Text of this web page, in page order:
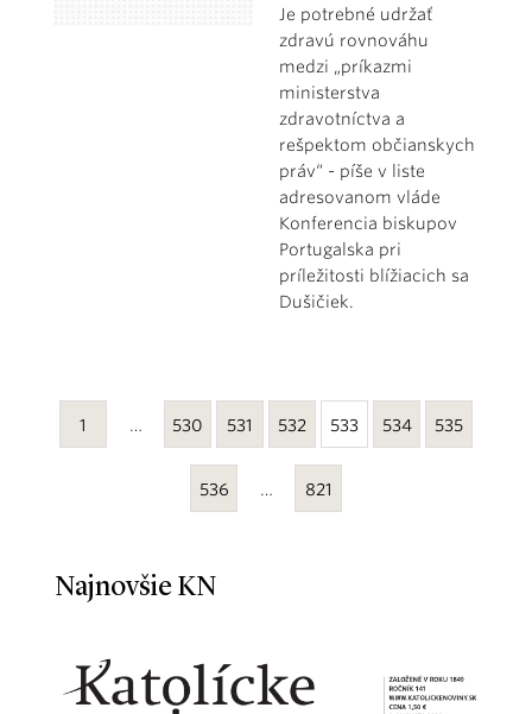
Je potrebné udržať
zdravú rovnováhu
medzi „príkazmi
ministerstva
zdravotníctva a
rešpektom občianskych
práv“ - píše v liste
adresovanom vláde
Konferencia biskupov
Portugalska pri
príležitosti blížiacich sa
Dušičiek.
1 … 530 531 532 533 534 535
536 … 821
Najnovšie KN